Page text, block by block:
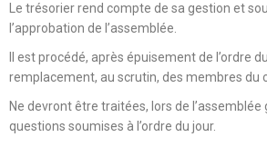
Le trésorier rend compte de sa gestion et
l’approbation de l’assemblée.
Il est procédé, après épuisement de l’ordre
remplacement, au scrutin, des membres du
Ne devront être traitées, lors de l’assemblée
questions soumises à l’ordre du jour.